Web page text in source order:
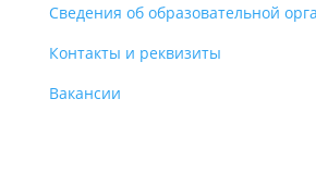
Сведения об образовательной
Контакты и реквизиты
Вакансии